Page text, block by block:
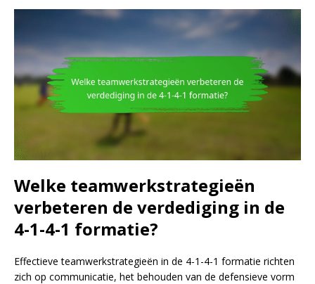
Welke teamwerkstrategieën
verbeteren de verdediging in de
4-1-4-1 formatie?
Effectieve teamwerkstrategieën in de 4-1-4-1 formatie richten
zich op communicatie, het behouden van de defensieve vorm